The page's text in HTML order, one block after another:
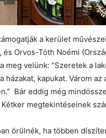
a kerület
és Orvos-Tóth Noémi
meg velünk: “Szeretek a
házakat, kapukat. Várom
Bár eddig még
megtekintéseinek
örülnék, ha többen